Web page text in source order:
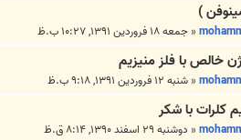
)
« جمعه ۱۸ فروردین ۱۳۹۱, ۱۰:۲۷ ب.ظ
خالص با فلز منیزیم
« شنبه ۱۲ فروردین ۱۳۹۱, ۹:۱۸ ب.ظ
کلرات با شکر
« دوشنبه ۲۹ اسفند ۱۳۹۰, ۸:۱۴ ق.ظ